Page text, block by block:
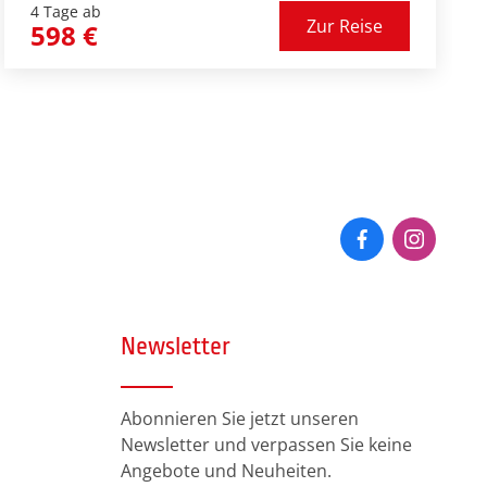
Perfekt für alle, die Erholung,
Naturerlebnisse und eine Prise nordischen
Zaubers suchen. Entdecken Sie Rügen neu –
4 Tage ab
598 € Zur Reise
Newsletter
Abonnieren Sie jetzt unseren
Newsletter und verpassen Sie keine
Angebote und Neuheiten.